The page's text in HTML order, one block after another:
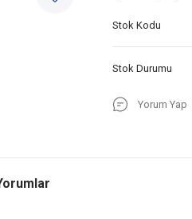
Stok Kodu
Stok Durumu
Yorum Yap